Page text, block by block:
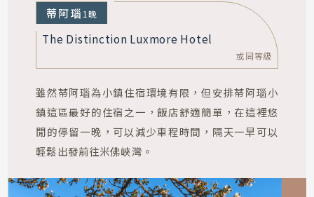
但尼丁2晚
Distinction Dunedin Hotel
或同等級
坐落於但尼丁市中心，由歷史倉庫改建而成，融合
現南島少見的質感，步行即可漫遊蘇格蘭風情街